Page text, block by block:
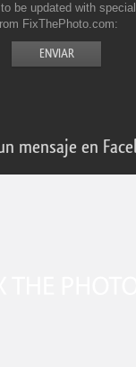
to be updated with
FixThePhoto.com
mensaje en